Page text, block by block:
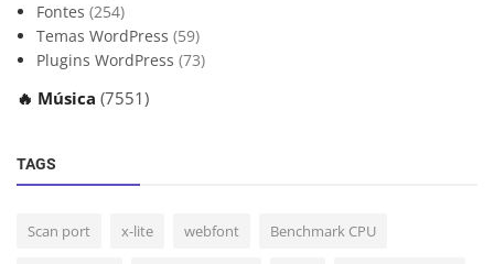
Fontes (254)
Temas WordPress (59)
Plugins WordPress (73)
🔥 Música (7551)
TAGS
Scan port x-lite webfont Benchmark CPU